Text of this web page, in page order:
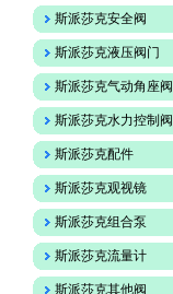
斯派莎克安全阀
斯派莎克液压阀门
斯派莎克气动角座阀
斯派莎克水力控制阀
斯派莎克配件
斯派莎克观视镜
斯派莎克组合泵
斯派莎克流量计
斯派莎克其他阀